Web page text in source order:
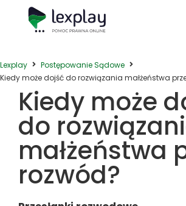
Lexplay
Postępowanie Sądowe
Kiedy może dojść do rozwiązania małżeństwa
Kiedy może
do
małżeństwa
rozwód?